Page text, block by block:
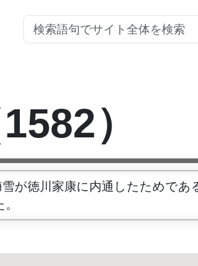
1582）
が徳川家康に内通したためで